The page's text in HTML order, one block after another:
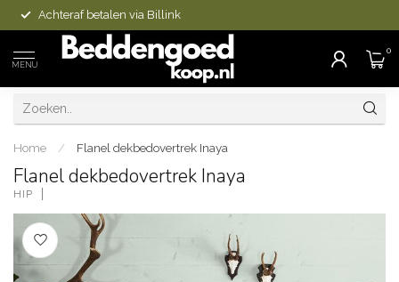
Achteraf betalen via Billink
MENU
0
Home / Flanel dekbedovertrek Inaya
Flanel dekbedovertrek Inaya
HIP